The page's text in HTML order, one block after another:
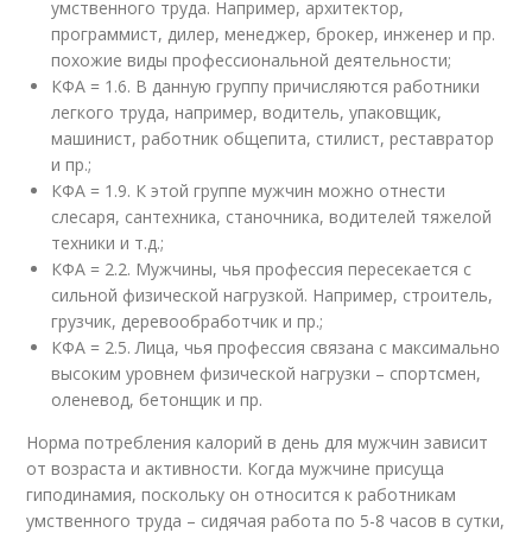
умственного труда. Например, архитектор,
программист, дилер, менеджер, брокер, инженер и пр.
похожие виды профессиональной деятельности;
КФА = 1.6. В данную группу причисляются работники
легкого труда, например, водитель, упаковщик,
машинист, работник общепита, стилист, реставратор
и пр.;
КФА = 1.9. К этой группе мужчин можно отнести
слесаря, сантехника, станочника, водителей тяжелой
техники и т.д.;
КФА = 2.2. Мужчины, чья профессия пересекается с
сильной физической нагрузкой. Например, строитель,
грузчик, деревообработчик и пр.;
КФА = 2.5. Лица, чья профессия связана с максимально
высоким уровнем физической нагрузки – спортсмен,
оленевод, бетонщик и пр.
Норма потребления калорий в день для мужчин зависит
от возраста и активности. Когда мужчине присуща
гиподинамия, поскольку он относится к работникам
умственного труда – сидячая работа по 5-8 часов в сутки,